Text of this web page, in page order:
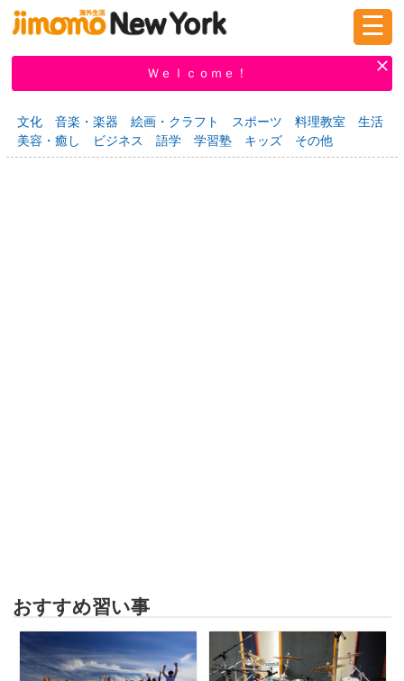
掲示板 タウン情報 教えて！
☰
Ｗｅｌｃｏｍｅ！
文化 音楽・楽器 絵画・クラフト スポーツ 料理教室
生活
美容・癒し
ビジネス 語学 学習塾 キッズ その他
おすすめ習い事